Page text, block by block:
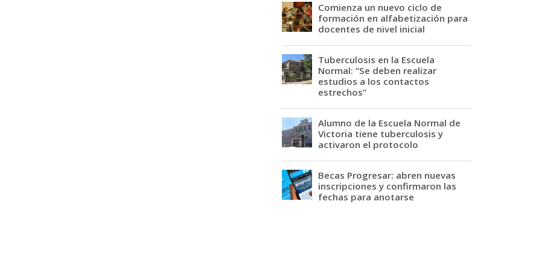
Comienza un nuevo ciclo de
formación en alfabetización para
docentes de nivel inicial
Tuberculosis en la Escuela
Normal: “Se deben realizar
estudios a los contactos
estrechos”
Alumno de la Escuela Normal de
Victoria tiene tuberculosis y
activaron el protocolo
Becas Progresar: abren nuevas
inscripciones y confirmaron las
fechas para anotarse